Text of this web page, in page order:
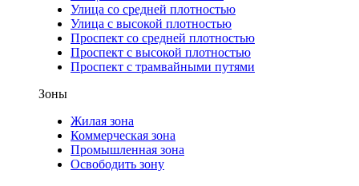
Улица со средней плотностью
Улица с высокой плотностью
Проспект со средней плотностью
Проспект с высокой плотностью
Проспект с трамвайными путями
Зоны
Жилая зона
Коммерческая зона
Промышленная зона
Освободить зону